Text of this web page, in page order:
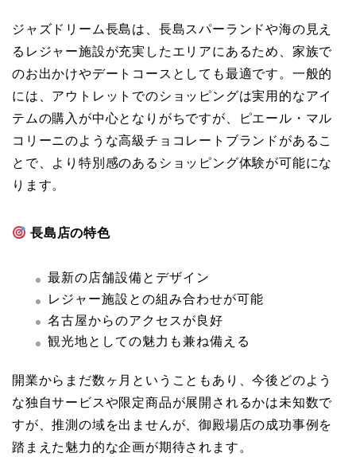
ジャズドリーム長島は、長島スパーランドや海の見え
るレジャー施設が充実したエリアにあるため、家族で
のお出かけやデートコースとしても最適です。一般的
には、アウトレットでのショッピングは実用的なアイ
テムの購入が中心となりがちですが、ピエール・マル
コリーニのような高級チョコレートブランドがあるこ
とで、より特別感のあるショッピング体験が可能にな
ります。
長島店の特色
最新の店舗設備とデザイン
レジャー施設との組み合わせが可能
名古屋からのアクセスが良好
観光地としての魅力も兼ね備える
開業からまだ数ヶ月ということもあり、今後どのよう
な独自サービスや限定商品が展開されるかは未知数で
すが、推測の域を出ませんが、御殿場店の成功事例を
踏まえた魅力的な企画が期待されます。